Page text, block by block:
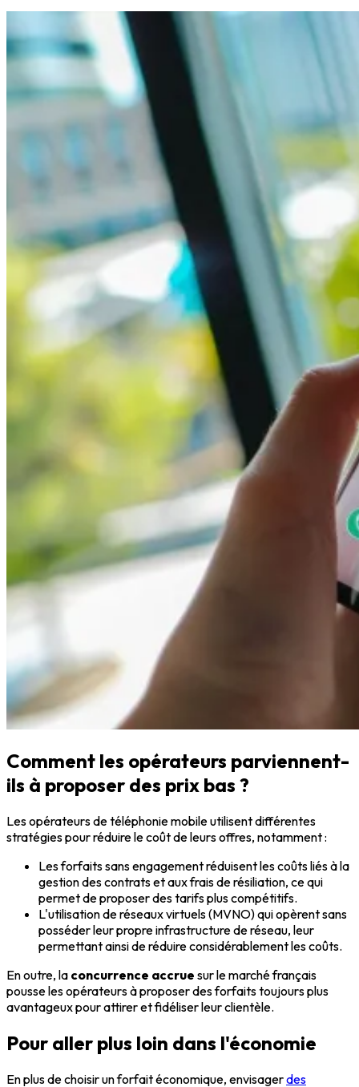
Comment les opérateurs parviennent-
ils à proposer des prix bas ?
Les opérateurs de téléphonie mobile utilisent différentes
stratégies pour réduire le coût de leurs offres, notamment :
Les forfaits sans engagement réduisent les coûts liés à la
gestion des contrats et aux frais de résiliation, ce qui
permet de proposer des tarifs plus compétitifs.
L'utilisation de réseaux virtuels (MVNO) qui opèrent sans
posséder leur propre infrastructure de réseau, leur
permettant ainsi de réduire considérablement les coûts.
En outre, la concurrence accrue sur le marché français
pousse les opérateurs à proposer des forfaits toujours plus
avantageux pour attirer et fidéliser leur clientèle.
Pour aller plus loin dans l'économie
En plus de choisir un forfait économique, envisagerdes